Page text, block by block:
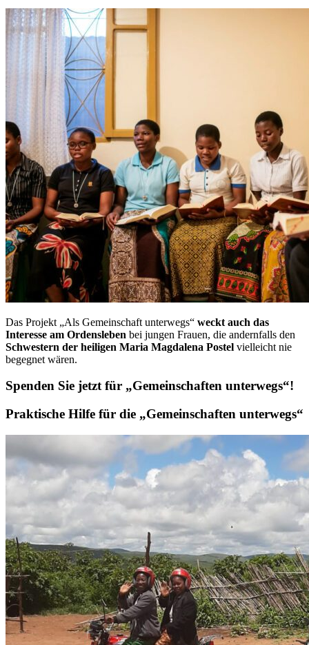
Das Projekt „Als Gemeinschaft unterwegs“ weckt auch das
Interesse am Ordensleben bei jungen Frauen, die andernfalls den
Schwestern der heiligen Maria Magdalena Postel vielleicht nie
begegnet wären.
Spenden Sie jetzt für „Gemeinschaften unterwegs“!
Praktische Hilfe für die „Gemeinschaften unterwegs“